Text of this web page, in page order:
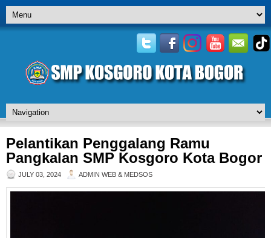
Pelantikan Penggalang Ramu
Pangkalan SMP Kosgoro Kota Bogor
JULY 03, 2024 ADMIN WEB & MEDSOS